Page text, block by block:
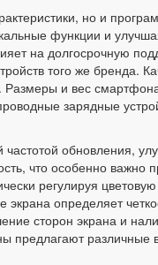
но и
функции и
на долгосрочную
того же бренда.
Размеры и вес
зарядные
обновления,
что особенно важно
регулируя
определяет
сторон экрана и
различные